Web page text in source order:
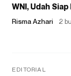
WNI, Udah
Risma Azhari 2
EDITORIAL